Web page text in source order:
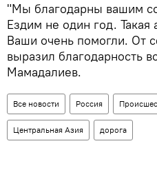
"Мы благодарны вашим
Ездим не один год. Такая
Ваши очень помогли. От
выразил благодарность
Мамадалиев.
Все новости Россия
Центральная Азия дорога